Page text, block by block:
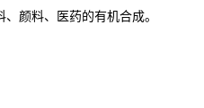
颜料、医药的有机合成。